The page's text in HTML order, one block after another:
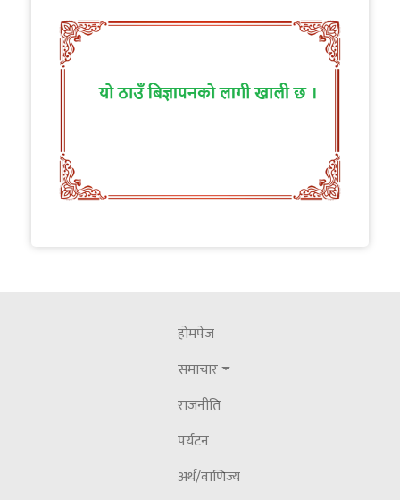
२०८३ जेठ ३१ आइतबार
नाट्टा टोलीको कलकत्ता मिसनः सीधा उडान र साझा
प्याकेजमा जोड
पालिकाहरूको पुनरावलोकन सम्बन्धमा गठित
कास्की जिल्ला स्तरिय अध्ययन समितिको सांसद र
२०८३ असार १८ बिहीबार
कास्की जिल्लालाई पूर्ण खोप सुनिश्चितता तथा
होमपेज
समाचार
राजनीति
पर्यटन
अर्थ/वाणिज्य